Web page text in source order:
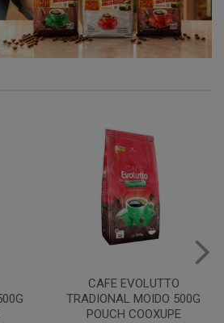
CAFE EVOLUTTO
TRADIONAL MOIDO 500G
POUCH COOXUPE